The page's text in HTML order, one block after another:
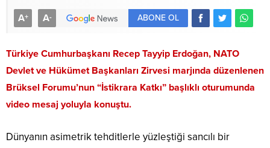
A+ A- ABONE OL
Türkiye Cumhurbaşkanı Recep Tayyip Erdoğan, NATO
Devlet ve Hükümet Başkanları Zirvesi marjında düzenlenen
Brüksel Forumu’nun “İstikrara Katkı” başlıklı oturumunda
video mesaj yoluyla konuştu.
Dünyanın asimetrik tehditlerle yüzleştiği sancılı bir